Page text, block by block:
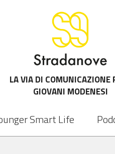
LA VIA DI COMUNICAZIONE
GIOVANI MODENESI
Smart Life